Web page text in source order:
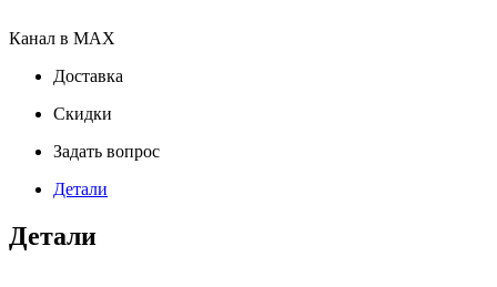
Канал в MAX
Доставка
Скидки
Задать вопрос
Детали
Детали